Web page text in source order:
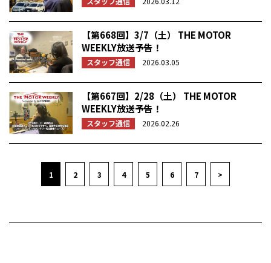
【第668回】3/7（土） THE MOTOR
WEEKLY放送予告！
スタッフ通信 2026.03.05
【第667回】2/28（土） THE MOTOR
WEEKLY放送予告！
スタッフ通信 2026.02.26
1 2 3 4 5 6 7 >